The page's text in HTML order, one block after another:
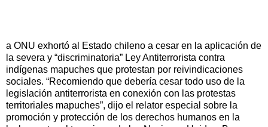
a ONU exhortó al Estado chileno a cesar en la aplicación de
la severa y “discriminatoria” Ley Antiterrorista contra
indígenas mapuches que protestan por reivindicaciones
sociales. “Recomiendo que debería cesar todo uso de la
legislación antiterrorista en conexión con las protestas
territoriales mapuches”, dijo el relator especial sobre la
promoción y protección de los derechos humanos en la